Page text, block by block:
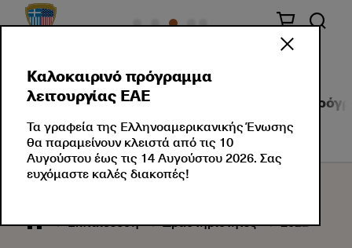
Τμήματα Αγγλικών
Εκπαίδευση Δραστηριότητες 2022
Καλοκαιρινό πρόγραμμα
λειτουργίας ΕΑΕ
Τα γραφεία της Ελληνοαμερικανικής Ένωσης
θα παραμείνουν κλειστά από τις 10
Αυγούστου έως τις 14 Αυγούστου 2026. Σας
ευχόμαστε καλές διακοπές!